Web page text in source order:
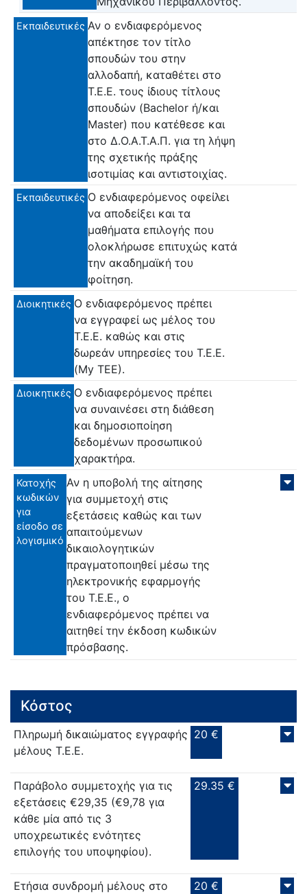
Εκπαιδευτικές Αν ο ενδιαφερόμενος
απέκτησε τον τίτλο
σπουδών του στην
αλλοδαπή, καταθέτει στο
Τ.Ε.Ε. τους ίδιους τίτλους
σπουδών (Bachelor ή/και
Master) που κατέθεσε και
στο Δ.Ο.Α.Τ.Α.Π. για τη λήψη
της σχετικής πράξης
ισοτιμίας και αντιστοιχίας.
Εκπαιδευτικές Ο ενδιαφερόμενος οφείλει
να αποδείξει και τα
μαθήματα επιλογής που
ολοκλήρωσε επιτυχώς κατά
την ακαδημαϊκή του
φοίτηση.
Διοικητικές Ο ενδιαφερόμενος πρέπει
να εγγραφεί ως μέλος του
Τ.Ε.Ε. καθώς και στις
δωρεάν υπηρεσίες του Τ.Ε.Ε.
(My ΤΕΕ).
Διοικητικές Ο ενδιαφερόμενος πρέπει
να συναινέσει στη διάθεση
και δημοσιοποίηση
δεδομένων προσωπικού
χαρακτήρα.
Κατοχής
κωδικών
για
είσοδο σε
λογισμικό
Αν η υποβολή της αίτησης
για συμμετοχή στις
εξετάσεις καθώς και των
απαιτούμενων
δικαιολογητικών
πραγματοποιηθεί μέσω της
ηλεκτρονικής εφαρμογής
του Τ.Ε.Ε., ο
ενδιαφερόμενος πρέπει να
αιτηθεί την έκδοση κωδικών
πρόσβασης.
Κόστος
Πληρωμή δικαιώματος εγγραφής
μέλους Τ.Ε.Ε.
20 €
Παράβολο συμμετοχής για τις
εξετάσεις €29,35 (€9,78 για
κάθε μία από τις 3
υποχρεωτικές ενότητες
επιλογής του υποψηφίου).
29.35 €
Ετήσια συνδρομή μέλους στο
20 €